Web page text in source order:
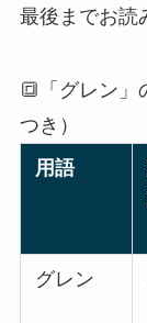
最後までお読
🔳「グレン」
つき）
用語
グレン